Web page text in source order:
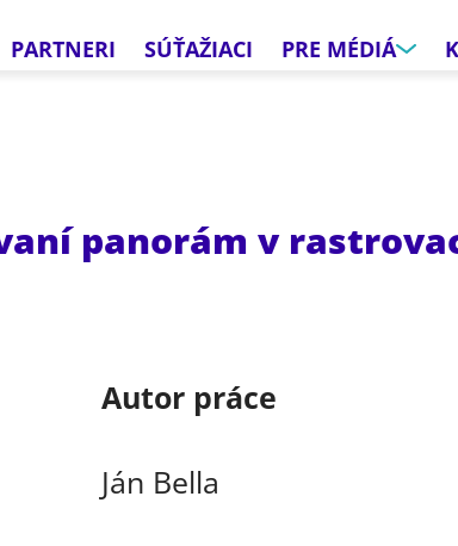
PARTNERI SÚŤAŽIACI PRE MÉDIÁ
panorám v
Autor práce
Ján Bella